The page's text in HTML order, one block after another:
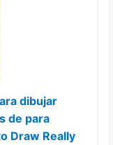
dibujar
de para
Draw Really